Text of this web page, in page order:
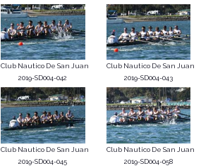
Club Nautico De San Juan
2019-SD004-042
Club Nautico De San Juan
2019-SD004-043
Club Nautico De San Juan
2019-SD004-045
Club Nautico De San Juan
2019-SD004-058